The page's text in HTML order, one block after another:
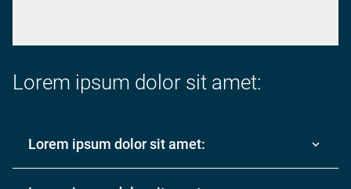
Lorem ipsum dolor sit amet:
Lorem ipsum dolor sit amet: